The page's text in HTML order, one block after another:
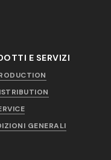
E SERVIZI
GENERALI